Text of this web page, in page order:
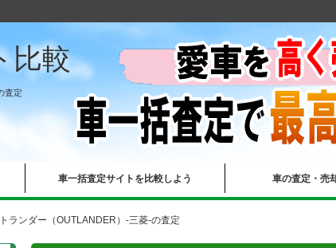
比較
査定
車一括査定サイトを比較しよう 車の査定・売
ランダー（OUTLANDER）-三菱-の査定